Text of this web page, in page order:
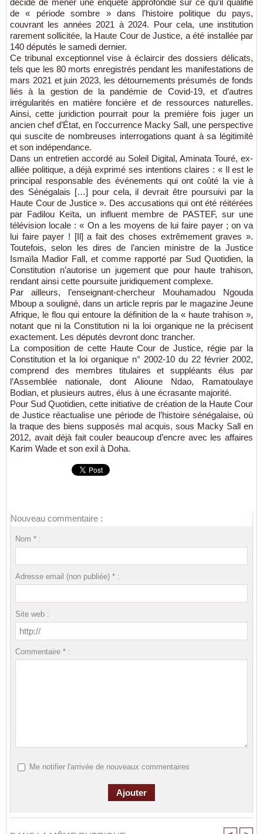
décidé de mener une enquête approfondie sur ce qu’il qualifie
de « période sombre » dans l’histoire politique du pays,
couvrant les années 2021 à 2024. Pour cela, une institution
rarement sollicitée, la Haute Cour de Justice, a été installée par
140 députés le samedi dernier.
Ce tribunal exceptionnel vise à éclaircir des dossiers délicats,
tels que les 80 morts enregistrés pendant les manifestations de
mars 2021 et juin 2023, les détournements présumés de fonds
liés à la gestion de la pandémie de Covid-19, et d’autres
irrégularités en matière foncière et de ressources naturelles.
Ainsi, cette juridiction pourrait pour la première fois juger un
ancien chef d’État, en l’occurrence Macky Sall, une perspective
qui suscite de nombreuses interrogations quant à sa légitimité
et son indépendance.
Dans un entretien accordé au Soleil Digital, Aminata Touré, ex-
alliée politique, a déjà exprimé ses intentions claires : « Il est le
principal responsable des événements qui ont coûté la vie à
des Sénégalais […] pour cela, il devrait être poursuivi par la
Haute Cour de Justice ». Des accusations qui ont été réitérées
par Fadilou Keïta, un influent membre de PASTEF, sur une
télévision locale : « On a les moyens de lui faire payer ; on va
lui faire payer ! [Il] a fait des choses extrêmement graves ».
Toutefois, selon les dires de l’ancien ministre de la Justice
Ismaïla Madior Fall, et comme rapporté par Sud Quotidien, la
Constitution n’autorise un jugement que pour haute trahison,
rendant ainsi cette poursuite juridiquement complexe.
Par ailleurs, l’enseignant-chercheur Mouhamadou Ngouda
Mboup a souligné, dans un article repris par le magazine Jeune
Afrique, le flou qui entoure la définition de la « haute trahison »,
notant que ni la Constitution ni la loi organique ne la précisent
exactement. Les députés devront donc trancher.
La composition de cette Haute Cour de Justice, régie par la
Constitution et la loi organique n° 2002-10 du 22 février 2002,
comprend des membres titulaires et suppléants élus par
l’Assemblée nationale, dont Alioune Ndao, Ramatoulaye
Bodian, et plusieurs autres, élus à une écrasante majorité.
Pour Sud Quotidien, cette initiative de création de la Haute Cour
de Justice réactualise une période de l’histoire sénégalaise, où
la traque des biens supposés mal acquis, sous Macky Sall en
2012, avait déjà fait couler beaucoup d’encre avec les affaires
Karim Wade et son exil à Doha.
Nouveau commentaire :
Nom * :
Adresse email (non publiée) * :
Site web :
Commentaire * :
Me notifier l'arrivée de nouveaux commentaires